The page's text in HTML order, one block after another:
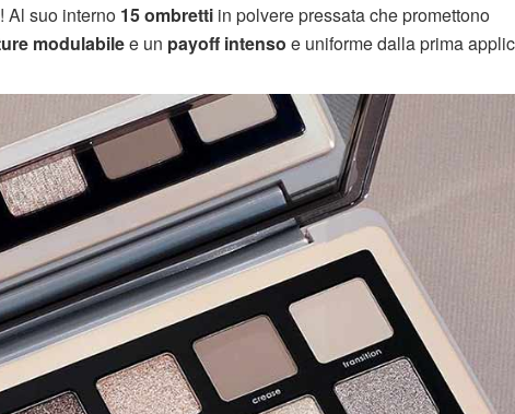
Al suo interno 15 ombretti in polvere pressata che promettono
modulabilee un payoff intenso e uniforme dalla prima